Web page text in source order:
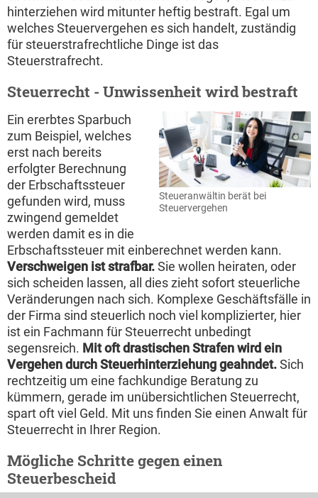
hinterziehen wird mitunter heftig bestraft. Egal um
welches Steuervergehen es sich handelt, zuständig
für steuerstrafrechtliche Dinge ist das
Steuerstrafrecht.
Steuerrecht - Unwissenheit wird bestraft
Steueranwältin berät bei
Steuervergehen
Ein ererbtes Sparbuch
zum Beispiel, welches
erst nach bereits
erfolgter Berechnung
der Erbschaftssteuer
gefunden wird, muss
zwingend gemeldet
werden damit es in die
Erbschaftssteuer mit einberechnet werden kann.
Verschweigen ist strafbar.Sie wollen heiraten, oder
sich scheiden lassen, all dies zieht sofort steuerliche
Veränderungen nach sich. Komplexe Geschäftsfälle in
der Firma sind steuerlich noch viel komplizierter, hier
ist ein Fachmann für Steuerrecht unbedingt
segensreich. Mit oft drastischen Strafen wird ein
Vergehen durch Steuerhinterziehung geahndet.Sich
rechtzeitig um eine fachkundige Beratung zu
kümmern, gerade im unübersichtlichen Steuerrecht,
spart oft viel Geld. Mit uns finden Sie einen Anwalt für
Steuerrecht in Ihrer Region.
Mögliche Schritte gegen einen
Steuerbescheid